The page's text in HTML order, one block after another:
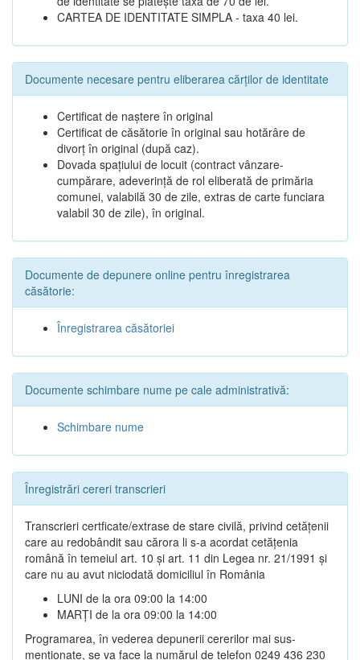
CARTEA DE IDENTITATE SIMPLA - taxa 40 lei.
Documente necesare pentru eliberarea cărților de identitate
Certificat de naștere în original
Certificat de căsătorie în original sau hotărâre de
divorț în original (după caz).
Dovada spațiului de locuit (contract vânzare-
cumpărare, adeverință de rol eliberată de primăria
comunei, valabilă 30 de zile, extras de carte funciara
valabil 30 de zile), în original.
Documente de depunere online pentru înregistrarea
căsătorie:
Înregistrarea căsătoriei
Documente schimbare nume pe cale administrativă:
Schimbare nume
Înregistrări cereri transcrieri
Transcrieri certficate/extrase de stare civilă, privind cetățenii
care au redobândit sau cărora li s-a acordat cetățenia
română în temeiul art. 10 și art. 11 din Legea nr. 21/1991 și
care nu au avut niciodată domiciliul în România
LUNI de la ora 09:00 la 14:00
MARȚI de la ora 09:00 la 14:00
Programarea, în vederea depunerii cererilor mai sus-
menționate, se va face la numărul de telefon 0249 436 230